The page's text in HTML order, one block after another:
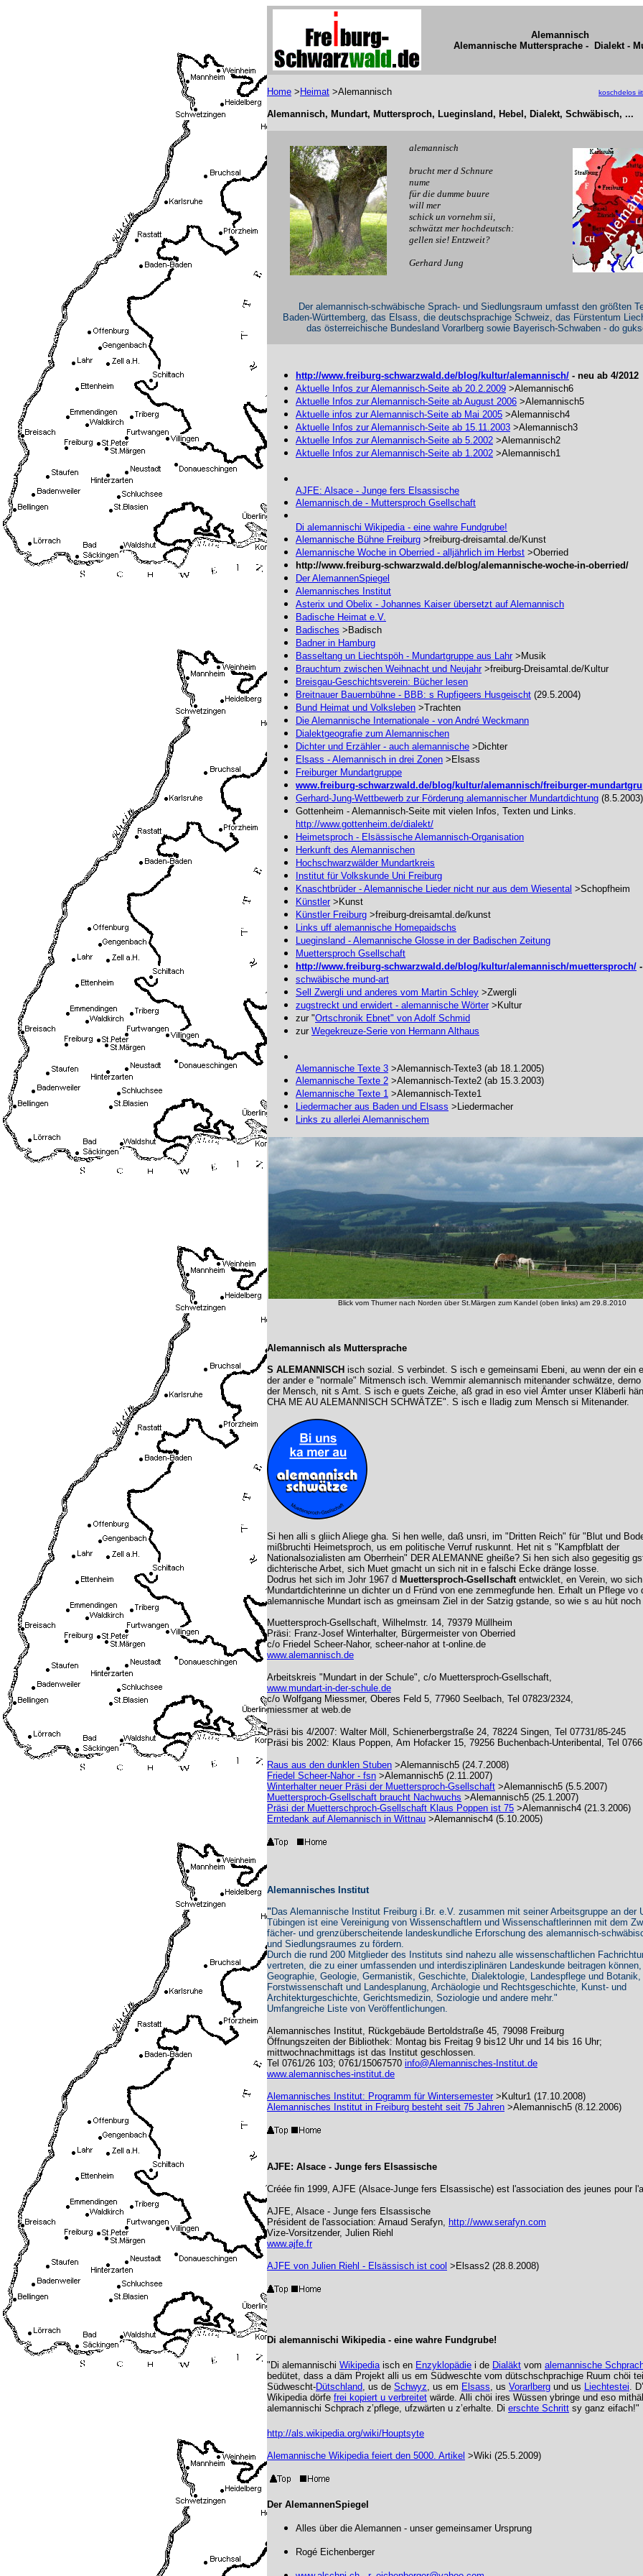
Alemannisch
Alemannische Muttersprache - Dialekt -
Home > Heimat >Alemannisch koschdelos
Alemannisch, Mundart, Muttersproch, Lueginsland, Hebel, Dialekt, Schwäbisch, ...
alemannisch
brucht mer d Schnure
nume
für die dumme buure
will mer
schick un vornehm sii,
schwätzt mer hochdeutsch:
gellen sie! Entzweit?
Gerhard Jung
Der alemannisch-schwäbische Sprach- und Siedlungsraum umfasst den größten
Baden-Württemberg, das Elsass, die deutschsprachige Schweiz, das Fürstentum
das österreichische Bundesland Vorarlberg sowie Bayerisch-Schwaben - do
http://www.freiburg-schwarzwald.de/blog/kultur/alemannisch/ - neu ab 4/2012
Aktuelle Infos zur Alemannisch-Seite ab 20.2.2009 >Alemannisch6
Aktuelle Infos zur Alemannisch-Seite ab August 2006 >Alemannisch5
Aktuelle infos zur Alemannisch-Seite ab Mai 2005 >Alemannisch4
Aktuelle Infos zur Alemannisch-Seite ab 15.11.2003 >Alemannisch3
Aktuelle Infos zur Alemannisch-Seite ab 5.2002 >Alemannisch2
Aktuelle Infos zur Alemannisch-Seite ab 1.2002 >Alemannisch1
AJFE: Alsace - Junge fers Elsassische
Alemannisch.de - Muttersproch Gsellschaft
Di alemannischi Wikipedia - eine wahre Fundgrube!
Alemannische Bühne Freiburg >freiburg-dreisamtal.de/Kunst
Alemannische Woche in Oberried - alljährlich im Herbst >Oberried
http://www.freiburg-schwarzwald.de/blog/alemannische-woche-in-oberried/
Der AlemannenSpiegel
Alemannisches Institut
Asterix und Obelix - Johannes Kaiser übersetzt auf Alemannisch
Badische Heimat e.V.
Badisches >Badisch
Badner in Hamburg
Basseltang un Liechtspöh - Mundartgruppe aus Lahr >Musik
Brauchtum zwischen Weihnacht und Neujahr >freiburg-Dreisamtal.de/Kultur
Breisgau-Geschichtsverein: Bücher lesen
Breitnauer Bauernbühne - BBB: s Rupfigeers Husgeischt (29.5.2004)
Bund Heimat und Volksleben >Trachten
Die Alemannische Internationale - von André Weckmann
Dialektgeografie zum Alemannischen
Dichter und Erzähler - auch alemannische >Dichter
Elsass - Alemannisch in drei Zonen >Elsass
Freiburger Mundartgruppe
www.freiburg-schwarzwald.de/blog/kultur/alemannisch/freiburger-
Gerhard-Jung-Wettbewerb zur Förderung alemannischer Mundartdichtung (8.5.2003)
Gottenheim - Alemannisch-Seite mit vielen Infos, Texten und Links.
http://www.gottenheim.de/dialekt/
Heimetsproch - Elsässische Alemannisch-Organisation
Herkunft des Alemannischen
Hochschwarzwälder Mundartkreis
Institut für Volkskunde Uni Freiburg
Knaschtbrüder - Alemannische Lieder nicht nur aus dem Wiesental >Schopfheim
Künstler >Kunst
Künstler Freiburg >freiburg-dreisamtal.de/kunst
Links uff alemannische Homepaidschs
Lueginsland - Alemannische Glosse in der Badischen Zeitung
Muettersproch Gsellschaft
http://www.freiburg-schwarzwald.de/blog/kultur/alemannisch/muettersproch/
schwäbische mund-art
Sell Zwergli und anderes vom Martin Schley >Zwergli
zugstreckt und erwidert - alemannische Wörter >Kultur
zur "Ortschronik Ebnet" von Adolf Schmid
zur Wegekreuze-Serie von Hermann Althaus
Alemannische Texte 3 >Alemannisch-Texte3 (ab 18.1.2005)
Alemannische Texte 2 >Alemannisch-Texte2 (ab 15.3.2003)
Alemannische Texte 1 >Alemannisch-Texte1
Liedermacher aus Baden und Elsass >Liedermacher
Links zu allerlei Alemannischem
Blick vom Thurner nach Norden über St.Märgen zum Kandel (oben links) am 29.8.2010
Alemannisch als Muttersprache
S ALEMANNISCH isch sozial. S verbindet. S isch e gemeinsami Ebeni, au wenn der ein
der ander e "normale" Mitmensch isch. Wemmir alemannisch mitenander schwätze,
der Mensch, nit s Amt. S isch e guets Zeiche, aß grad in eso viel Ämter unser Kläberli
CHA ME AU ALEMANNISCH SCHWÄTZE". S isch e Iladig zum Mensch si Mitenander.
Si hen alli s gliich Aliege gha. Si hen welle, daß unsri, im "Dritten Reich" für "Blut und
mißbruchti Heimetsproch, us em politische Verruf ruskunnt. Het nit s "Kampfblatt der
Nationalsozialisten am Oberrhein" DER ALEMANNE gheiße? Si hen sich also gegesitig
dichterische Arbet, sich Muet gmacht un sich nit in e falschi Ecke dränge losse.
Dodrus het sich im Johr 1967 d Muettersproch-Gsellschaftentwicklet, en Verein, wo
Mundartdichterinne un dichter un d Fründ von ene zemmegfunde hen. Erhalt un Pflege vo
alemannische Mundart isch as gmeinsam Ziel in der Satzig gstande, so wie s au hüt
Muettersproch-Gsellschaft, Wilhelmstr. 14, 79379 Müllheim
Präsi: Franz-Josef Winterhalter, Bürgermeister von Oberried
c/o Friedel Scheer-Nahor, scheer-nahor at t-online.de
www.alemannisch.de
Arbeitskreis "Mundart in der Schule", c/o Muettersproch-Gsellschaft,
www.mundart-in-der-schule.de
c/o Wolfgang Miessmer, Oberes Feld 5, 77960 Seelbach, Tel 07823/2324,
miessmer at web.de
Präsi bis 4/2007: Walter Möll, Schienerbergstraße 24, 78224 Singen, Tel 07731/85-245
Präsi bis 2002: Klaus Poppen, Am Hofacker 15, 79256 Buchenbach-Unteribental, Tel
Raus aus den dunklen Stuben >Alemannisch5 (24.7.2008)
Friedel Scheer-Nahor - fsn >Alemannisch5 (2.11.2007)
Winterhalter neuer Präsi der Muettersproch-Gsellschaft >Alemannisch5 (5.5.2007)
Muettersproch-Gsellschaft braucht Nachwuchs >Alemannisch5 (25.1.2007)
Präsi der Muetterschproch-Gsellschaft Klaus Poppen ist 75 >Alemannisch4 (21.3.2006)
Erntedank auf Alemannisch in Wittnau >Alemannisch4 (5.10.2005)
Alemannisches Institut
"Das Alemannische Institut Freiburg i.Br. e.V. zusammen mit seiner Arbeitsgruppe an der
Tübingen ist eine Vereinigung von Wissenschaftlern und Wissenschaftlerinnen mit dem
fächer- und grenzüberscheitende landeskundliche Erforschung des alemannisch-
und Siedlungsraumes zu fördern.
Durch die rund 200 Mitglieder des Instituts sind nahezu alle wissenschaftlichen
vertreten, die zu einer umfassenden und interdisziplinären Landeskunde beitragen
Geographie, Geologie, Germanistik, Geschichte, Dialektologie, Landespflege und Botanik,
Forstwissenschaft und Landesplanung, Archäologie und Rechtsgeschichte, Kunst- und
Architekturgeschichte, Gerichtsmedizin, Soziologie und andere mehr."
Umfangreiche Liste von Veröffentlichungen.
Alemannisches Institut, Rückgebäude Bertoldstraße 45, 79098 Freiburg
Öffnungszeiten der Bibliothek: Montag bis Freitag 9 bis12 Uhr und 14 bis 16 Uhr;
mittwochnachmittags ist das Institut geschlossen.
Tel 0761/26 103; 0761/15067570 info@Alemannisches-Institut.de
www.alemannisches-institut.de
Alemannisches Institut: Programm für Wintersemester >Kultur1 (17.10.2008)
Alemannisches Institut in Freiburg besteht seit 75 Jahren >Alemannisch5 (8.12.2006)
AJFE: Alsace - Junge fers Elsassische
Créée fin 1999, AJFE (Alsace-Junge fers Elsassische) est l'association des jeunes pour
AJFE, Alsace - Junge fers Elsassische
Président de l'association: Arnaud Serafyn, http://www.serafyn.com
Vize-Vorsitzender, Julien Riehl
www.ajfe.fr
AJFE von Julien Riehl - Elsässisch ist cool >Elsass2 (28.8.2008)
Di alemannischi Wikipedia - eine wahre Fundgrube!
"Di alemannischi Wikipedia isch en Enzyklopädie i de Dialäkt vom alemannische
bedütet, dass a däm Projekt alli us em Südweschte vom dütschschprachige Ruum chöi
Südwescht-Dütschland , us de Schwyz , us em Elsass , us Vorarlberg und us Liechtestei .
Wikipedia dörfe frei kopiert u verbreitet wärde. Alli chöi ires Wüssen ybringe und eso
alemannischi Schprach z’pflege, ufzwärten u z’erhalte. Di erschte Schritt sy ganz eifach!"
http://als.wikipedia.org/wiki/Houptsyte
Alemannische Wikipedia feiert den 5000. Artikel >Wiki (25.5.2009)
Der AlemannenSpiegel
Alles über die Alemannen - unser gemeinsamer Ursprung
Rogé Eichenberger